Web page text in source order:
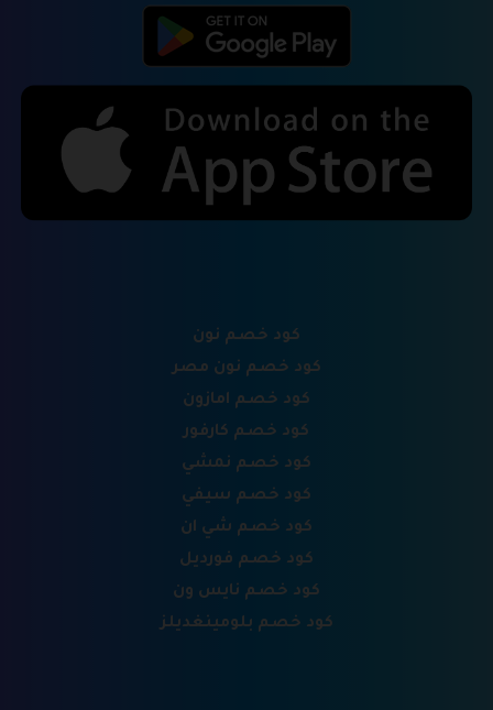
كود خصم نون
كود خصم نون مصر
كود خصم امازون
كود خصم كارفور
كود خصم نمشي
كود خصم سيفي
كود خصم شي ان
كود خصم فورديل
كود خصم نايس ون
كود خصم بلومينغديلز